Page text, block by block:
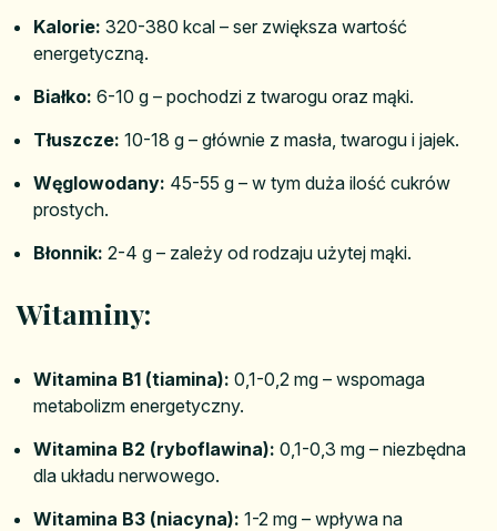
Kalorie: 320-380 kcal – ser zwiększa wartość
energetyczną.
Białko: 6-10 g – pochodzi z twarogu oraz mąki.
Tłuszcze: 10-18 g – głównie z masła, twarogu i jajek.
Węglowodany: 45-55 g – w tym duża ilość cukrów
prostych.
Błonnik: 2-4 g – zależy od rodzaju użytej mąki.
Witaminy:
Witamina B1 (tiamina): 0,1-0,2 mg – wspomaga
metabolizm energetyczny.
Witamina B2 (ryboflawina): 0,1-0,3 mg – niezbędna
dla układu nerwowego.
Witamina B3 (niacyna): 1-2 mg – wpływa na